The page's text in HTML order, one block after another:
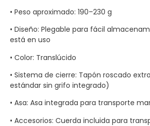
• Peso aproximado: 190–230 g
• Diseño: Plegable para fácil
está en uso
• Color: Translúcido
• Sistema de cierre: Tapón roscado
estándar sin grifo integrado)
• Asa: Asa integrada para transporte
• Accesorios: Cuerda incluida para